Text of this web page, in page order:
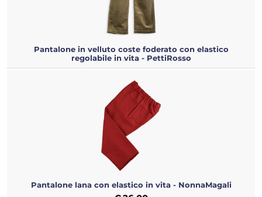
Pantalone in velluto coste foderato con elastico
regolabile in vita - PettiRosso
Pantalone lana con elastico in vita - NonnaMagali